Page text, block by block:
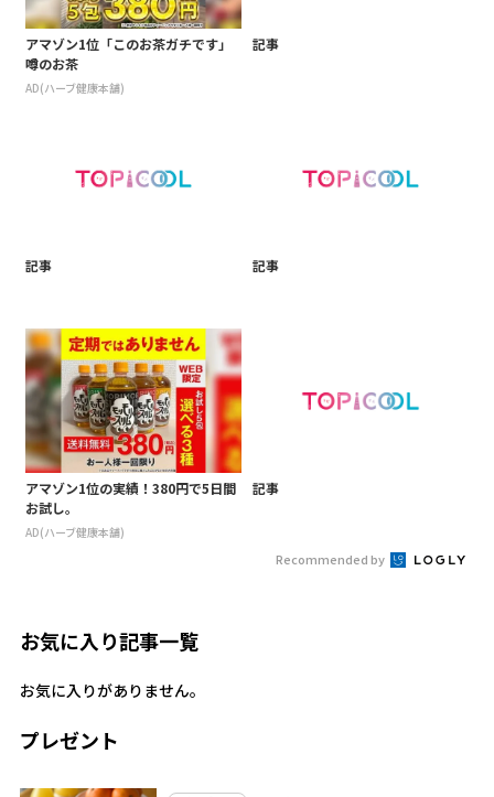
アマゾン1位「このお茶ガチです」
噂のお茶
AD(ハーブ健康本舗)
記事
記事 記事
アマゾン1位の実績！380円で5日間
お試し。
AD(ハーブ健康本舗)
記事
Recommended by
お気に入り記事一覧
お気に入りがありません。
プレゼント